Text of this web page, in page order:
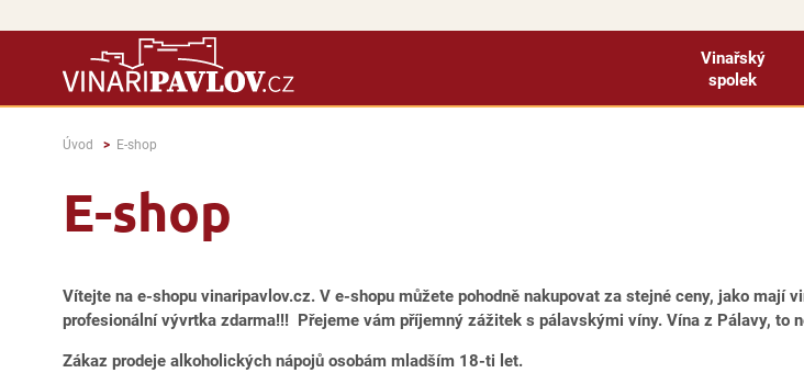
Vinařský
spolek
Úvod E-shop
E-shop
Vítejte na e-shopu vinaripavlov.cz. V e-shopu můžete pohodně nakupovat za stejné ceny, jako mají
profesionální vývrtka zdarma!!! Přejeme vám příjemný zážitek s pálavskými víny. Vína z Pálavy, to
Zákaz prodeje alkoholických nápojů osobám mladším 18-ti let.